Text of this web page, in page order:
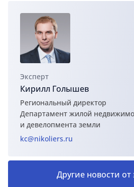
Эксперт
Кирилл Голышев
Региональный директор
Департамент жилой
и девелопмента земли
kc@nikoliers.ru
Другие новости от